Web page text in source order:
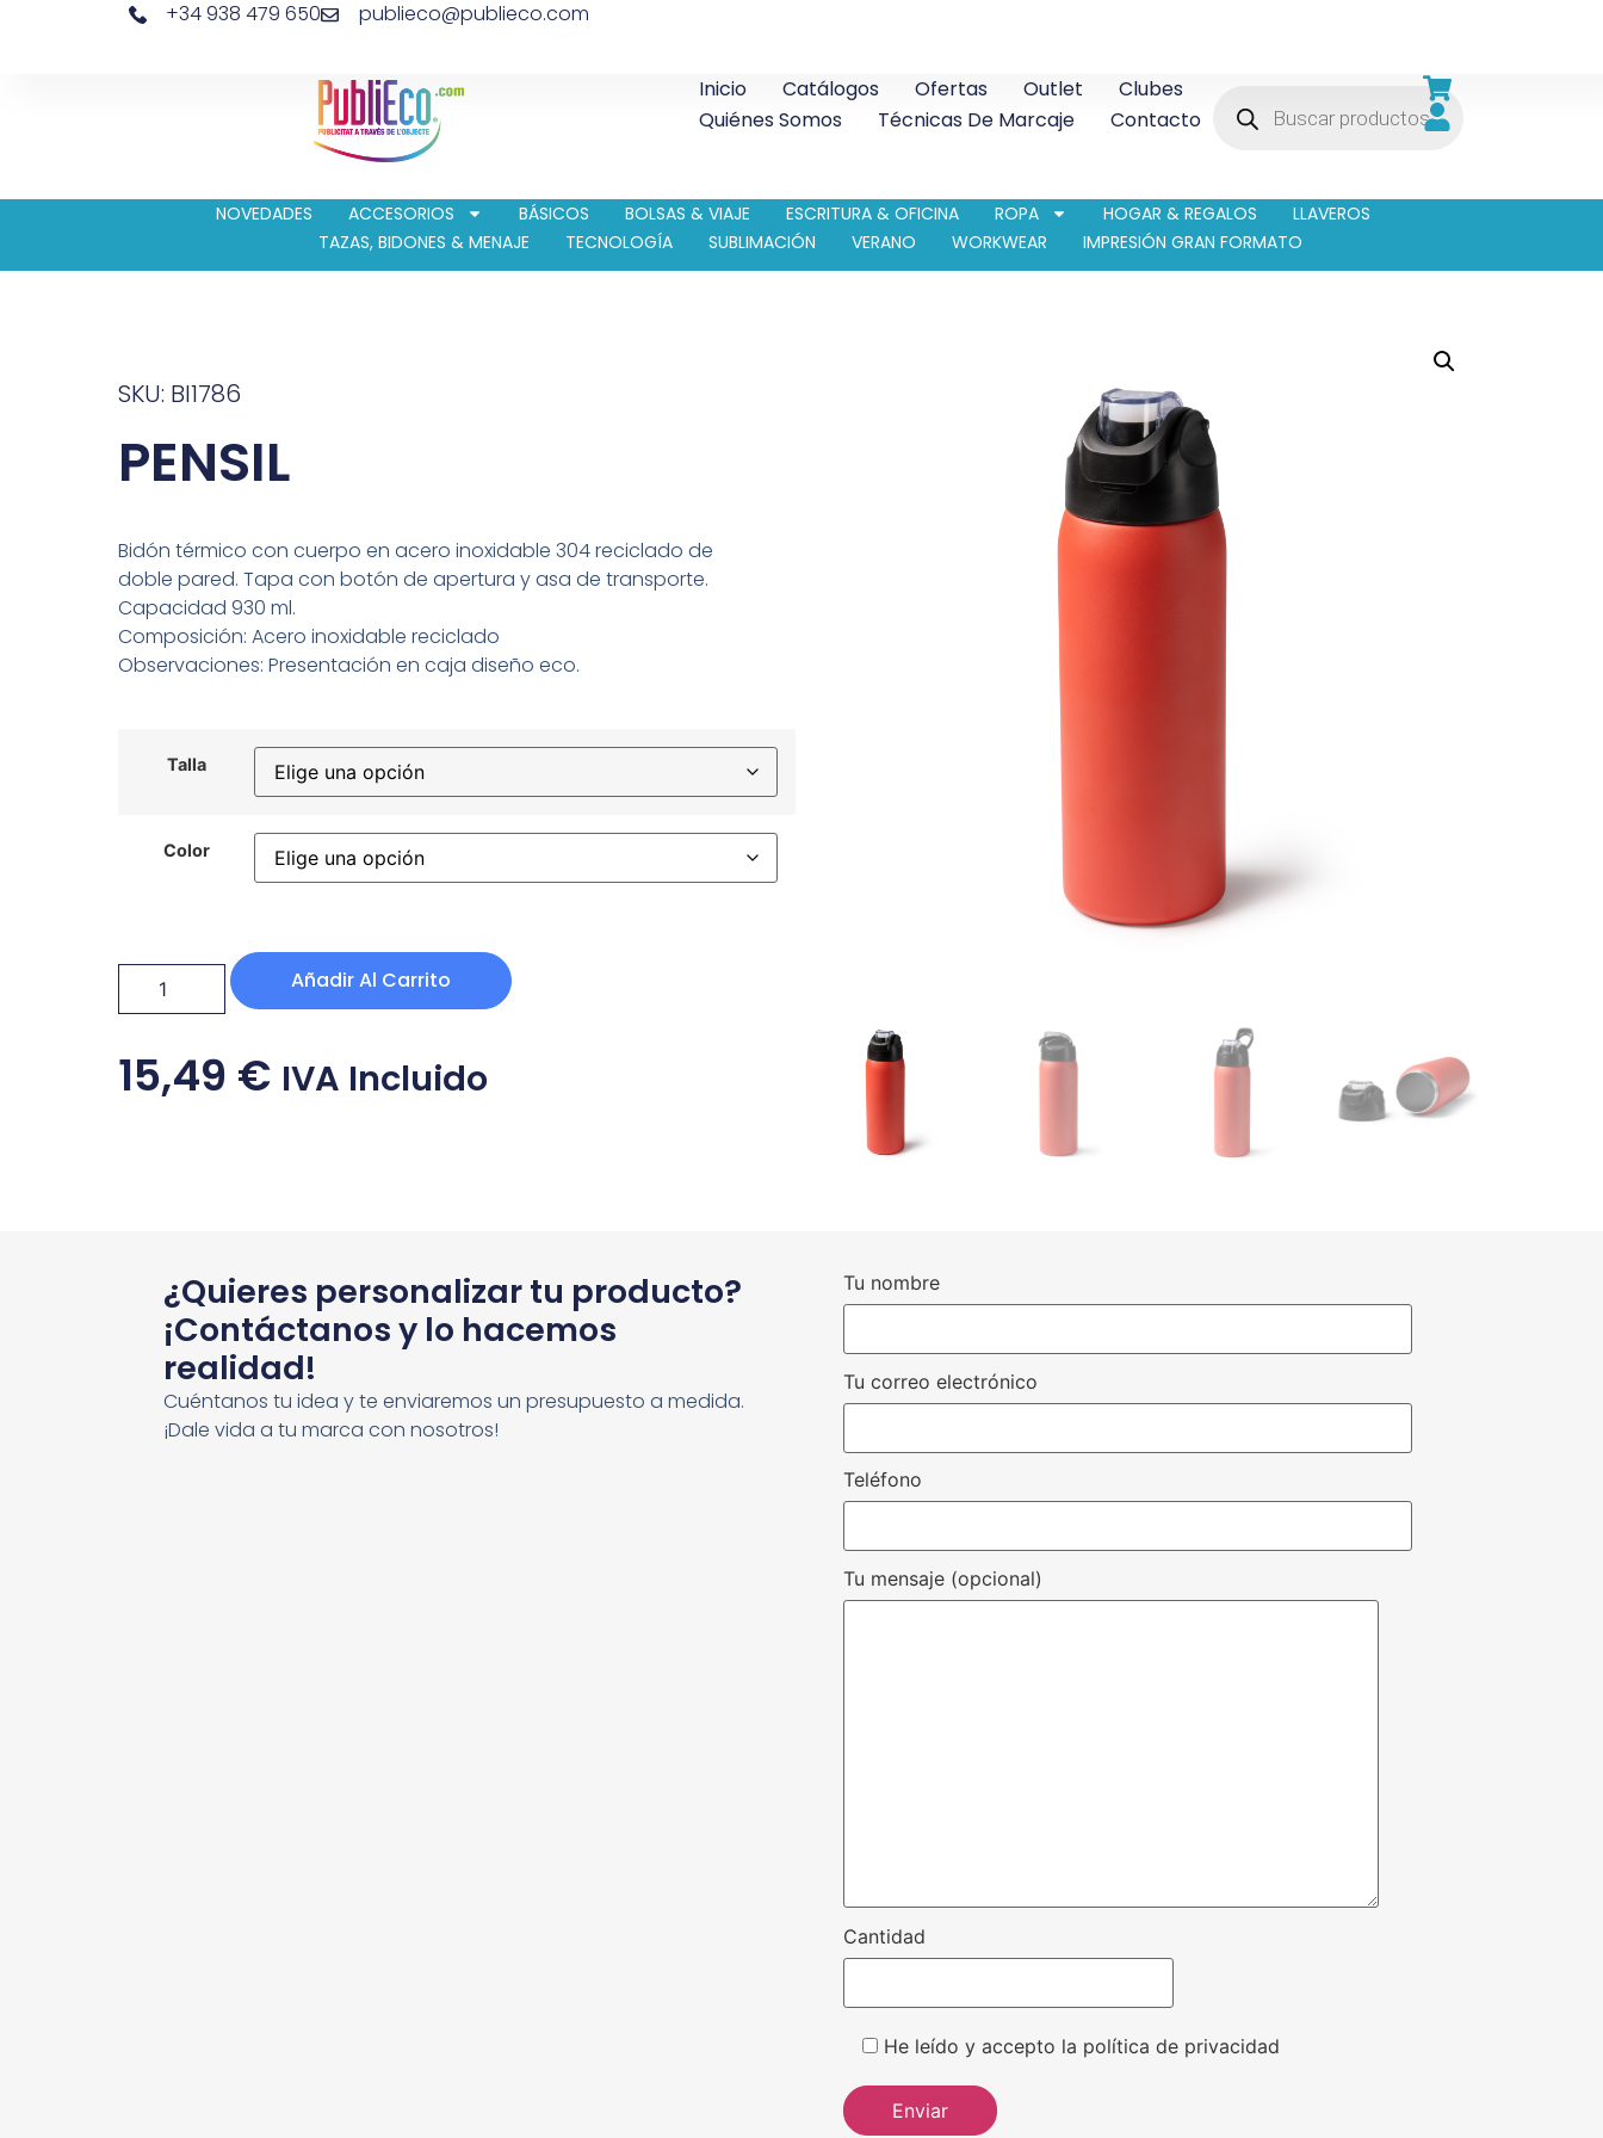
+34 938 479 650 publieco@publieco.com
Inicio Catálogos Ofertas Outlet
Clubes
Quiénes Somos
Técnicas De Marcaje Contacto
NOVEDADES ACCESORIOS BÁSICOS BOLSAS & VIAJE ESCRITURA & OFICINA ROPA HOGAR & REGALOS
LLAVEROS
TAZAS, BIDONES & MENAJE
TECNOLOGÍA SUBLIMACIÓN VERANO WORKWEAR IMPRESIÓN GRAN FORMATO
SKU: BI1786
PENSIL
Bidón térmico con cuerpo en acero inoxidable 304 reciclado de
doble pared. Tapa con botón de apertura y asa de transporte.
Capacidad 930 ml.
Composición: Acero inoxidable reciclado
Observaciones: Presentación en caja diseño eco.
Talla
Color
Añadir Al Carrito
15,49 € IVA Incluido
¿Quieres personalizar tu producto?
¡Contáctanos y lo hacemos
realidad!
Cuéntanos tu idea y te enviaremos un presupuesto a medida.
¡Dale vida a tu marca con nosotros!
Tu nombre
Tu correo electrónico
Teléfono
Tu mensaje (opcional)
Cantidad
He leído y accepto la política de privacidad